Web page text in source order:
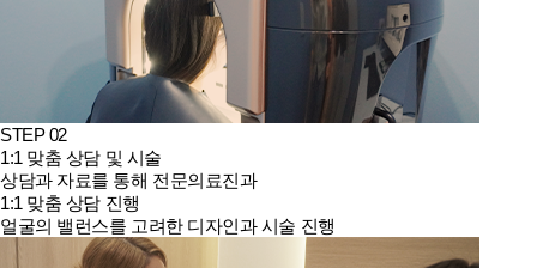
STEP 02
1:1 맞춤 상담 및 시술
상담과 자료를 통해 전문의료진과
1:1 맞춤 상담 진행
얼굴의 밸런스를 고려한 디자인과 시술 진행